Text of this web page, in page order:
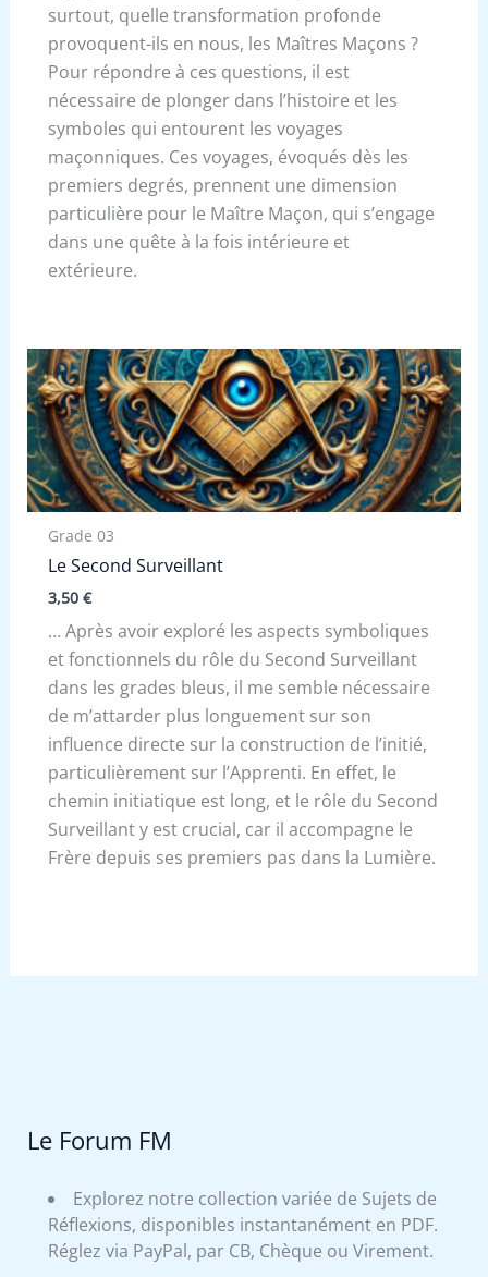
surtout, quelle transformation profonde
provoquent-ils en nous, les Maîtres Maçons ?
Pour répondre à ces questions, il est
nécessaire de plonger dans l’histoire et les
symboles qui entourent les voyages
maçonniques. Ces voyages, évoqués dès les
premiers degrés, prennent une dimension
particulière pour le Maître Maçon, qui s’engage
dans une quête à la fois intérieure et
extérieure.
Grade 03
Le Second Surveillant
3,50 €
… Après avoir exploré les aspects symboliques
et fonctionnels du rôle du Second Surveillant
dans les grades bleus, il me semble nécessaire
de m’attarder plus longuement sur son
influence directe sur la construction de l’initié,
particulièrement sur l’Apprenti. En effet, le
chemin initiatique est long, et le rôle du Second
Surveillant y est crucial, car il accompagne le
Frère depuis ses premiers pas dans la Lumière.
Le Forum FM
Explorez notre collection variée de Sujets de
Réflexions, disponibles instantanément en PDF.
Réglez via PayPal, par CB, Chèque ou Virement.